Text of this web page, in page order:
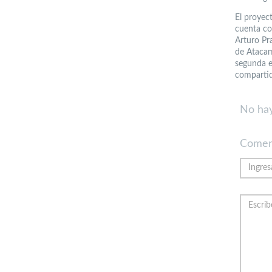
El
cuenta
Arturo
de
segunda
No